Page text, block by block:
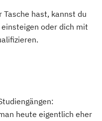
Tasche hast, kannst du
oder dich mit
heute eigentlich eher